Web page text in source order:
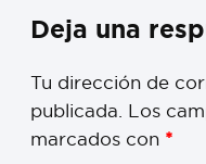
Deja una
Tu dirección de
publicada. Los
marcados con *